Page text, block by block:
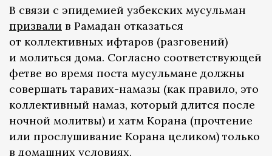
В связи с эпидемией узбекских мусульман
призвали в Рамадан отказаться
от коллективных ифтаров (разговений)
и молиться дома. Согласно соответствующей
фетве во время поста мусульмане должны
совершать таравих-намазы (как правило, это
коллективный намаз, который длится после
ночной молитвы) и хатм Корана (прочтение
или прослушивание Корана целиком) только
в домашних условиях.